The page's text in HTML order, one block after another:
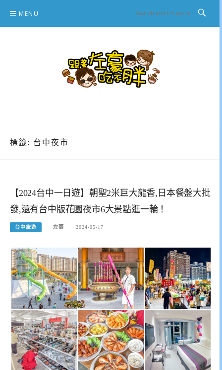
content
MENU
標籤: 台中夜市
【2024台中一日遊】朝聖2米巨大龍香,日本餐盤大批
發,還有台中版花園夜市6大景點逛一輪！
台中旅遊 左豪 2024-05-17